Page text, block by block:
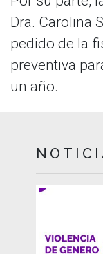
Dra. Carolina
pedido de la
preventiva
un año.